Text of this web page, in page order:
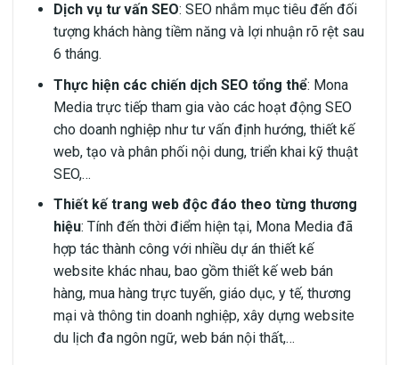
Dịch vụ tư vấn SEO: SEO nhắm mục tiêu đến đối
tượng khách hàng tiềm năng và lợi nhuận rõ rệt sau
6 tháng.
Thực hiện các chiến dịch SEO tổng thể: Mona
Media trực tiếp tham gia vào các hoạt động SEO
cho doanh nghiệp như tư vấn định hướng, thiết kế
web, tạo và phân phối nội dung, triển khai kỹ thuật
SEO,…
Thiết kế trang web độc đáo theo từng thương
hiệu: Tính đến thời điểm hiện tại, Mona Media đã
hợp tác thành công với nhiều dự án thiết kế
website khác nhau, bao gồm thiết kế web bán
hàng, mua hàng trực tuyến, giáo dục, y tế, thương
mại và thông tin doanh nghiệp, xây dựng website
du lịch đa ngôn ngữ, web bán nội thất,…